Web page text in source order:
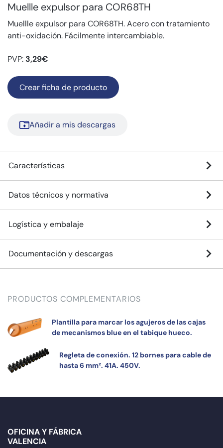
Muellle expulsor para COR68TH
Muellle expulsor para COR68TH. Acero con tratamiento
anti-oxidación. Fácilmente intercambiable.
PVP: 3,29€
Crear ficha de producto
Añadir a mis descargas
Características
Datos técnicos y normativa
Logística y embalaje
Documentación y descargas
PRODUCTOS COMPLEMENTARIOS
Plantilla para marcar los agujeros de las cajas
de mecanismos blue en el tabique hueco.
Regleta de conexión. 12 bornes para cable de
hasta 6 mm². 41A. 450V.
OFICINA Y FÁBRICA
VALENCIA